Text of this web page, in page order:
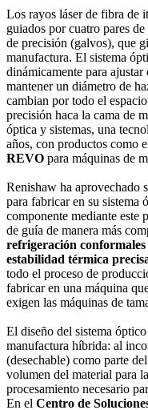
Los rayos láser de fibra de
guiados por cuatro pares
de precisión (galvos), que
manufactura. El sistema
dinámicamente para
mantener un diámetro de
cambian por todo el
precisión haca la cama de
óptica y sistemas, una
años, con productos como
REVO para máquinas de
Renishaw ha aprovechado
para fabricar en su sistema
componente mediante este
de guía de manera más
refrigeración
estabilidad térmica
todo el proceso de
fabricar en una máquina
exigen las máquinas de
El diseño del sistema
manufactura híbrida: al
(desechable) como parte
volumen del material para
procesamiento necesario
En el Centro de